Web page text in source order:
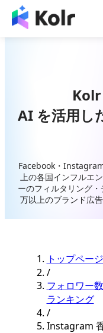
Kolr
AI を活用し
Facebook・
上の各国インフルエ
ーのフィルタリング
万以上のブランド広
トップページ
/
フォロワー
ランキング
/
Instagram